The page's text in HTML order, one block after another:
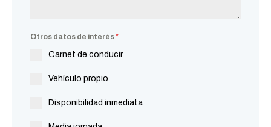
Otros datos de interés*
Carnet de conducir
Vehículo propio
Disponibilidad inmediata